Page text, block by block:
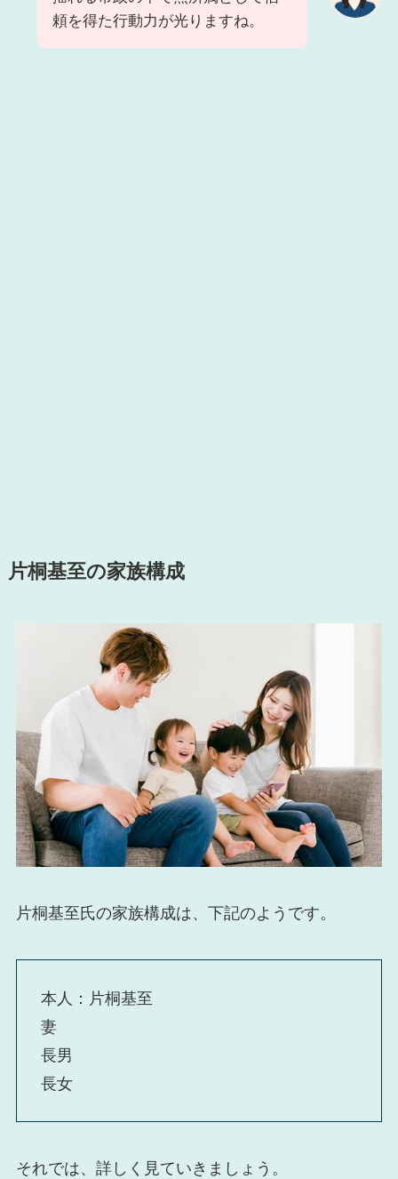
頼を得た行動力が光りますね。
片桐基至の家族構成
片桐基至氏の家族構成は、下記のようです。
本人：片桐基至
妻
長男
長女
それでは、詳しく見ていきましょう。